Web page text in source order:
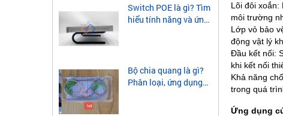
Switch POE là gì? Tìm
hiểu tính năng và ứng
Bộ chia quang là gì?
Phân loại, ứng dụng
Lõi đôi xoắn:
môi trường
Lớp vỏ bảo
động vật lý
Đầu kết nối:
khi kết nối
Khả năng
trong quá
Ứng dụng